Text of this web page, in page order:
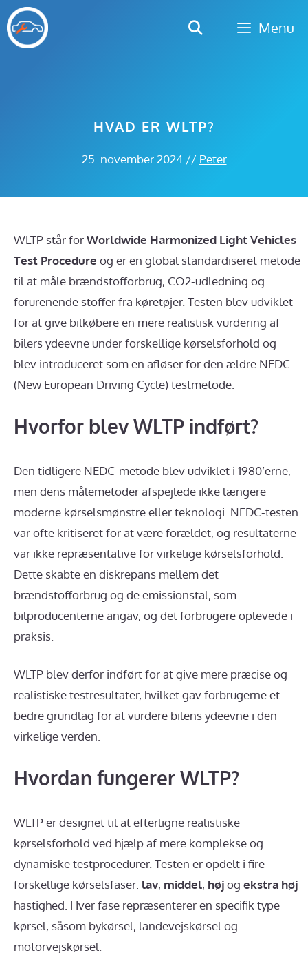
Hop
til
indhold
Menu
HVAD ER WLTP?
25. november 2024// Peter
WLTP står forWorldwide Harmonized Light Vehicles
Test Procedure og er en global standardiseret metode
til at måle brændstofforbrug, CO2-udledning og
forurenende stoffer fra køretøjer. Testen blev udviklet
for at give bilkøbere en mere realistisk vurdering af
bilers ydeevne under forskellige kørselsforhold og
blev introduceret som en afløser for den ældre NEDC
(New European Driving Cycle) testmetode.
Hvorfor blev WLTP indført?
Den tidligere NEDC-metode blev udviklet i 1980’erne,
men dens målemetoder afspejlede ikke længere
moderne kørselsmønstre eller teknologi. NEDC-testen
var ofte kritiseret for at være forældet, og resultaterne
var ikke repræsentative for virkelige kørselsforhold.
Dette skabte en diskrepans mellem det
brændstofforbrug og de emissionstal, som
bilproducenterne angav, og det forbrugere oplevede i
praksis.
WLTP blev derfor indført for at give mere præcise og
realistiske testresultater, hvilket gav forbrugerne et
bedre grundlag for at vurdere bilens ydeevne i den
virkelige verden.
Hvordan fungerer WLTP?
WLTP er designet til at efterligne realistiske
kørselsforhold ved hjælp af mere komplekse og
dynamiske testprocedurer. Testen er opdelt i fire
forskellige kørselsfaser: lav, middel, højog ekstra høj
hastighed. Hver fase repræsenterer en specifik type
kørsel, såsom bykørsel, landevejskørsel og
motorvejskørsel.